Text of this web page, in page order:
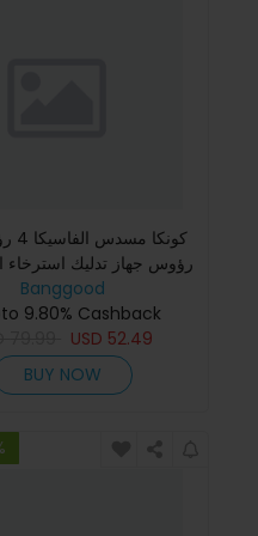
أوضاع 30 سرعة قابلة
تدليك اهتزاز بتردد
Banggood
9.80% Cashback
USD 52.49
BUY NOW